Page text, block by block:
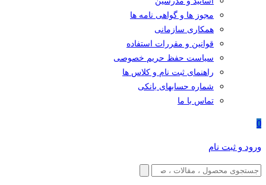
مجوز ها و گواهی نامه ها
همکاری سازمانی
قوانین و مقررات استفاده
سیاست حفظ حریم خصوصی
راهنمای ثبت نام و کلاس ها
شماره حسابهای بانکی
تماس با ما
0
ورود و ثبت نام